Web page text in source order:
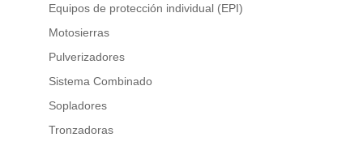
Equipos de protección individual (EPI)
Motosierras
Pulverizadores
Sistema Combinado
Sopladores
Tronzadoras